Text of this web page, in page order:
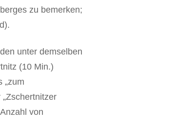
zu bemerken;
unter demselben
(10 Min.)
„zum
von